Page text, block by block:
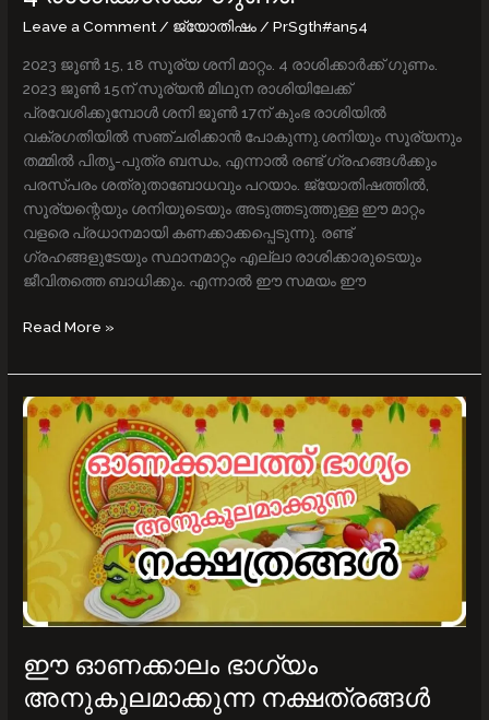
Leave a Comment / ജ്യോതിഷം /PrSgth#an54
2023 ജൂൺ 15, 18 സൂര്യ ശനി മാറ്റം. 4 രാശിക്കാർക്ക് ഗുണം.
2023 ജൂണ്‍ 15ന് സൂര്യന്‍ മിഥുന രാശിയിലേക്ക്
പ്രവേശിക്കുമ്പോള്‍ ശനി ജൂണ്‍ 17ന് കുംഭ രാശിയില്‍
വക്രഗതിയില്‍ സഞ്ചരിക്കാന്‍ പോകുന്നു.ശനിയും സൂര്യനും
തമ്മില്‍ പിതൃ-പുത്ര ബന്ധം, എന്നാല്‍ രണ്ട് ഗ്രഹങ്ങള്‍ക്കും
പരസ്പരം ശത്രുതാബോധവും പറയാം. ജ്യോതിഷത്തില്‍,
സൂര്യന്റെയും ശനിയുടെയും അടുത്തടുത്തുള്ള ഈ മാറ്റം
വളരെ പ്രധാനമായി കണക്കാക്കപ്പെടുന്നു. രണ്ട്
ഗ്രഹങ്ങളുടേയും സ്ഥാനമാറ്റം എല്ലാ രാശിക്കാരുടെയും
ജീവിതത്തെ ബാധിക്കും. എന്നാല്‍ ഈ സമയം ഈ
Read More »
ഈ ഓണക്കാലം ഭാഗ്യം
അനുകൂലമാക്കുന്ന നക്ഷത്രങ്ങൾ
ഈ
ഓണക്കാലം
ഭാഗ്യം
അനുകൂലമാക്കുന്ന
നക്ഷത്രങ്ങൾ